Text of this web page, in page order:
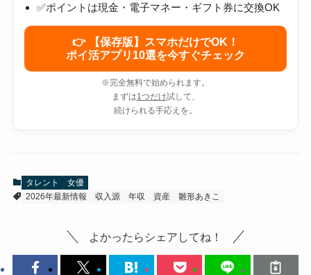
✅ポイントは現金・電子マネー・ギフト券に交換OK
👉 【保存版】スマホだけでOK！
ポイ活アプリ10選を今すぐチェック
※完全無料で始められます。
まずは1つだけ試して、
続けられる手応えを。
タレント
女優
2026年最新情報
収入源 年収 資産 雛形あきこ
よかったらシェアしてね！